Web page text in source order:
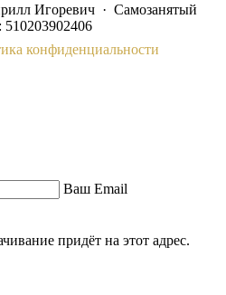
Игоревич · Самозанятый
конфиденциальности
Ваш Email
придёт на этот адрес.